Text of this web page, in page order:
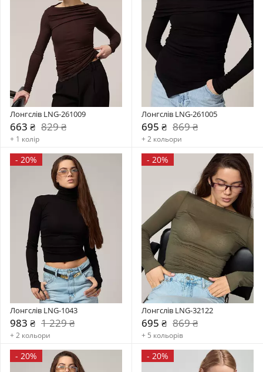
Лонгслів LNG-261009
663 ₴ 829 ₴
+ 1 колір
Лонгслів LNG-261005
695 ₴ 869 ₴
+ 2 кольори
- 20%
Лонгслів LNG-1043
983 ₴ 1 229 ₴
+ 2 кольори
- 20%
Лонгслів LNG-32122
695 ₴ 869 ₴
+ 5 кольорів
- 20% - 20%